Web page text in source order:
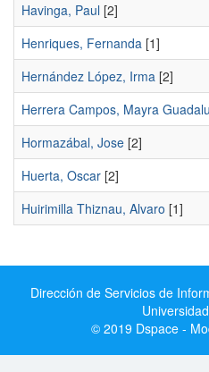
Havinga, Paul [2]
Henriques, Fernanda [1]
Hernández López, Irma [2]
Herrera Campos, Mayra
Hormazábal, Jose [2]
Huerta, Oscar [2]
Huirimilla Thiznau, Alvaro [1]
Dirección de Servicios de
© 2019 Dspace -